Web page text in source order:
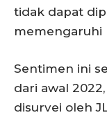
tidak dapat
memengaruhi
Sentimen ini
dari awal
disurvei oleh